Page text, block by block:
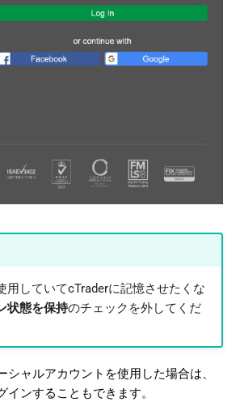
用していてcTraderに記憶させたくな
状態を保持のチェックを外してくだ
シャルアカウントを使用した場合は、
インすることもできます。